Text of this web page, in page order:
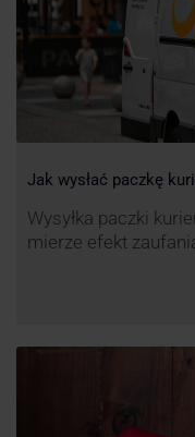
Jak wysłać paczkę
Wysyłka paczki
mierze efekt